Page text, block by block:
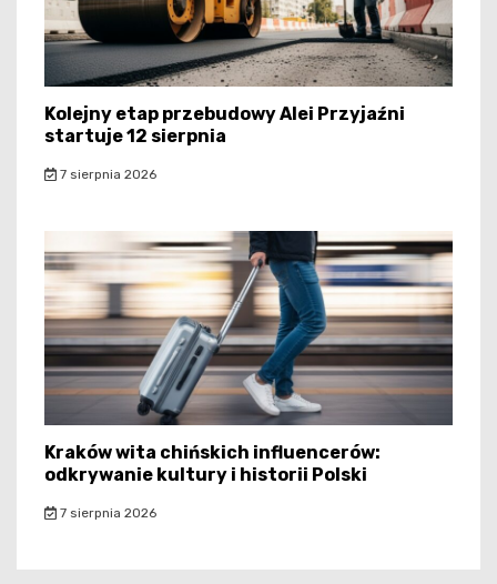
Kolejny etap przebudowy Alei Przyjaźni
startuje 12 sierpnia
7 sierpnia 2026
Kraków wita chińskich influencerów:
odkrywanie kultury i historii Polski
7 sierpnia 2026